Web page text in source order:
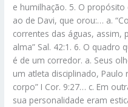
e humilhação. 5. O
ao de Davi, que orou:… a.
correntes das águas, assim,
alma” Sal. 42:1. 6. O quadro
é de um corredor. a. Seus
um atleta disciplinado, Paulo
corpo” I Cor. 9:27… c. Em
sua personalidade eram